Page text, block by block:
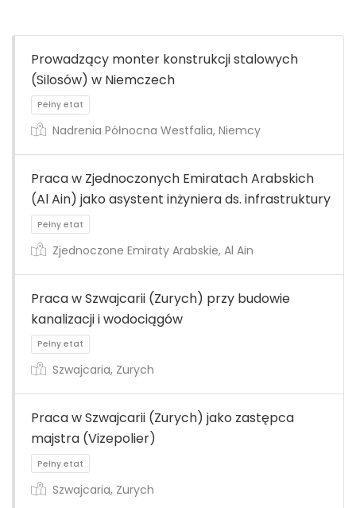
Prowadzący monter konstrukcji stalowych
(Silosów) w Niemczech
Pełny etat
Nadrenia Północna Westfalia, Niemcy
Praca w Zjednoczonych Emiratach Arabskich
(Al Ain) jako asystent inżyniera ds. infrastruktury
Zjednoczone Emiraty Arabskie, Al Ain
Praca w Szwajcarii (Zurych) przy budowie
kanalizacji i wodociągów
Szwajcaria, Zurych
Praca w Szwajcarii (Zurych) jako zastępca
majstra (Vizepolier)
Szwajcaria, Zurych